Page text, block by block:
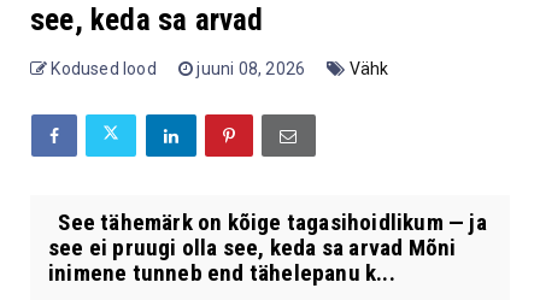
see, keda sa arvad
Kodused lood juuni 08, 2026 Vähk
See tähemärk on kõige tagasihoidlikum — ja
see ei pruugi olla see, keda sa arvad Mõni
inimene tunneb end tähelepanu k...